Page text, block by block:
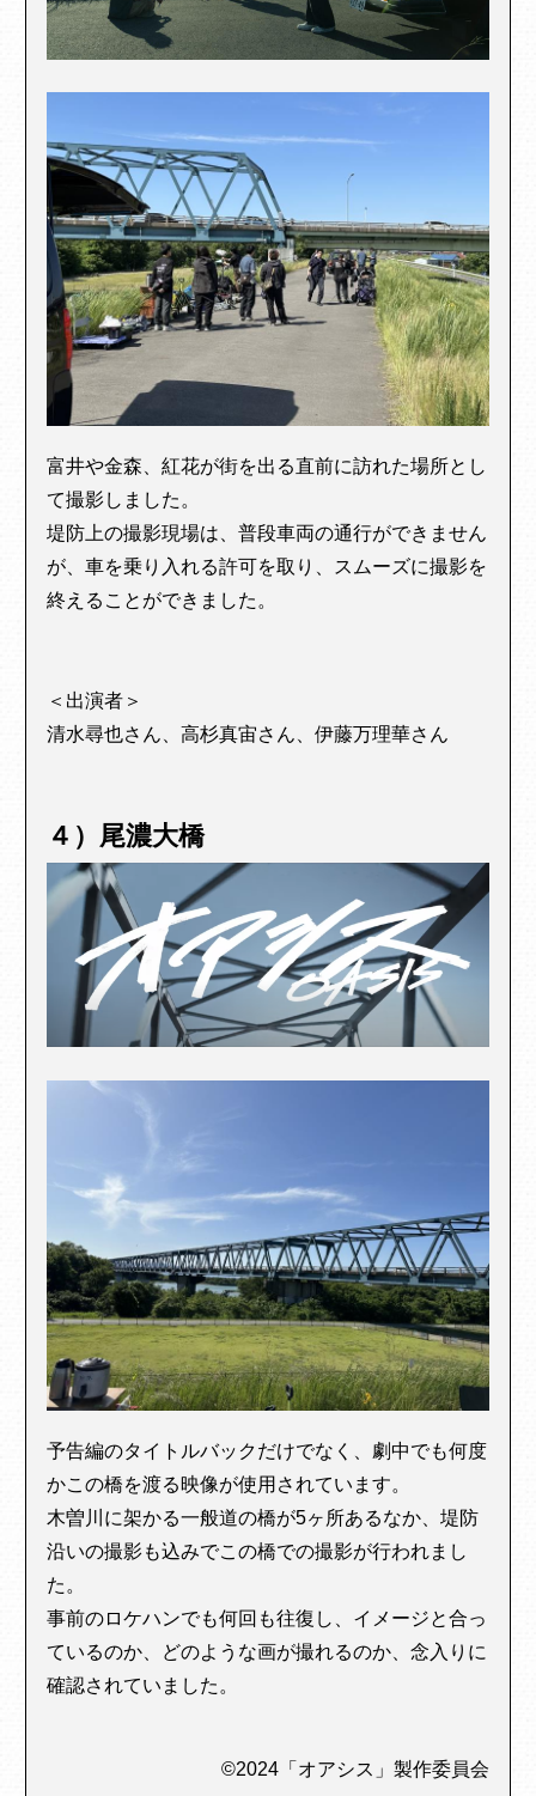
富井や金森、紅花が街を出る直前に訪れた場所とし
て撮影しました。
堤防上の撮影現場は、普段車両の通行ができません
が、車を乗り入れる許可を取り、スムーズに撮影を
終えることができました。
＜出演者＞
清水尋也さん、高杉真宙さん、伊藤万理華さん
４）尾濃大橋
予告編のタイトルバックだけでなく、劇中でも何度
かこの橋を渡る映像が使用されています。
木曽川に架かる一般道の橋が5ヶ所あるなか、堤防
沿いの撮影も込みでこの橋での撮影が行われまし
た。
事前のロケハンでも何回も往復し、イメージと合っ
ているのか、どのような画が撮れるのか、念入りに
確認されていました。
©2024「オアシス」製作委員会